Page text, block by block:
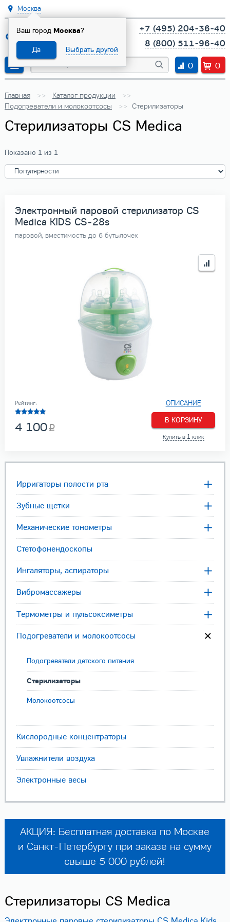
Москва
Ваш город Москва?
Да Выбрать другой
+7 (495) 204-36-40
8 (800) 511-96-40
0
0
Главная
Каталог продукции
Подогреватели и молокоотсосы
Стерилизаторы
Стерилизаторы CS Medica
Ирригаторы полости рта
Зубные щетки
Механические тонометры
Стетофонендоскопы
Ингаляторы, аспираторы
Вибромассажеры
Термометры и пульсоксиметры
Подогреватели и молокоотсосы
Подогреватели детского питания
Стерилизаторы
Молокоотсосы
Кислородные концентраторы
Увлажнители воздуха
Электронные весы
Показано 1 из 1
Электронный паровой стерилизатор СS
Medica KIDS CS-28s
паровой, вместимость до 6 бутылочек
ОПИСАНИЕ
В КОРЗИНУ
Купить в 1 клик
Рейтинг:
4 100
АКЦИЯ: Бесплатная доставка по Москве
и Санкт-Петербургу при заказе на сумму
свыше 5 000 рублей!
Стерилизаторы CS Medica